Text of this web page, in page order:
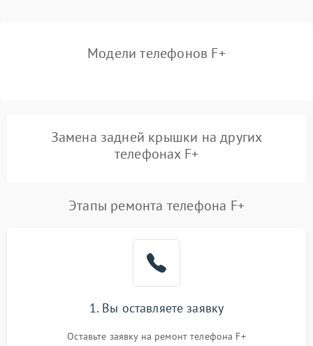
Модели телефонов F+
Замена задней крышки на других
телефонах F+
Этапы ремонта телефона F+
1. Вы оставляете заявку
Оставьте заявку на ремонт телефона F+